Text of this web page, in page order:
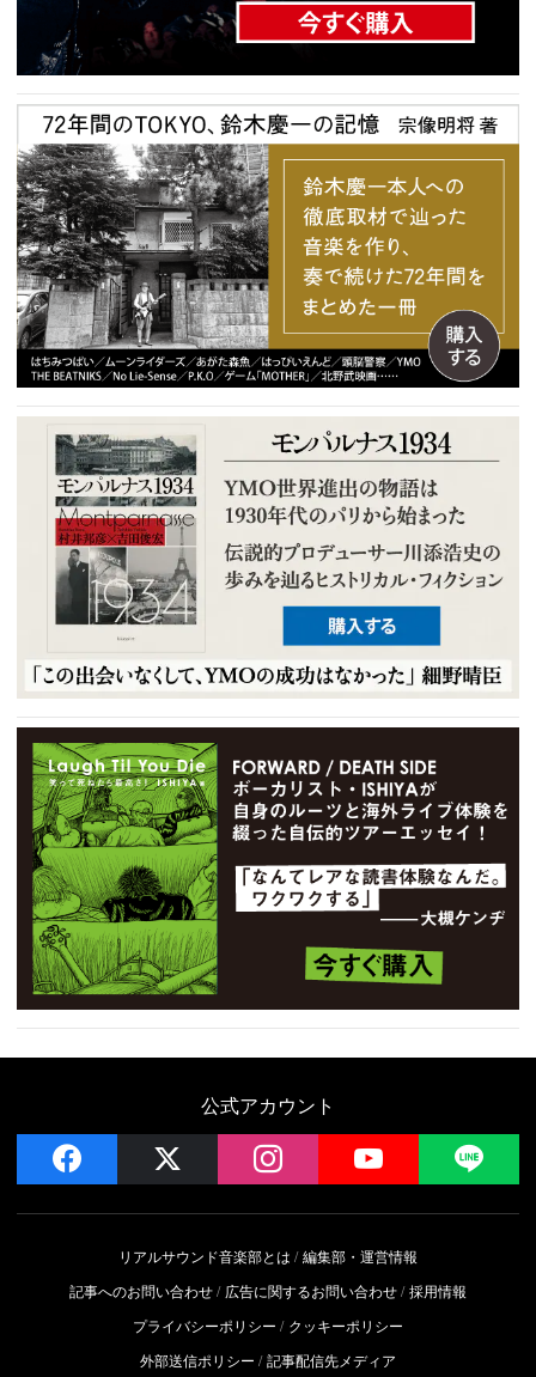
公式アカウント
facebook instagram YouTube
リアルサウンド音楽部とは
編集部・運営情報
記事へのお問い合わせ
広告に関するお問い合わせ 採用情報
プライバシーポリシー
クッキーポリシー
外部送信ポリシー
記事配信先メディア